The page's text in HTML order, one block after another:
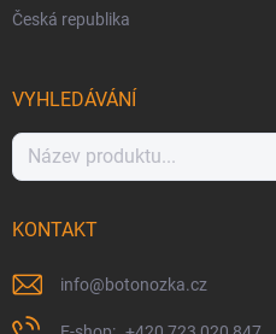
Česká republika
VYHLEDÁVÁNÍ
KONTAKT
info@botonozka.cz